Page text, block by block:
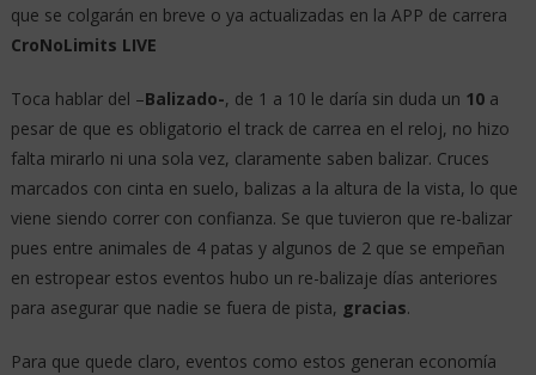
que se colgarán en breve o ya actualizadas en la APP de carrera
CroNoLimits LIVE
Toca hablar del –Balizado-, de 1 a 10 le daría sin duda un 10a
pesar de que es obligatorio el track de carrea en el reloj, no hizo
falta mirarlo ni una sola vez, claramente saben balizar. Cruces
marcados con cinta en suelo, balizas a la altura de la vista, lo que
viene siendo correr con confianza. Se que tuvieron que re-balizar
pues entre animales de 4 patas y algunos de 2 que se empeñan
en estropear estos eventos hubo un re-balizaje días anteriores
para asegurar que nadie se fuera de pista, gracias.
Para que quede claro, eventos como estos generan economía